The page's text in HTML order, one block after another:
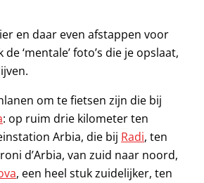
en daar even afstappen voor
‘mentale’ foto’s die je opslaat,
om te fietsen zijn die bij
: op ruim drie kilometer ten
Arbia, die bij Radi, ten
d’Arbia, van zuid naar noord,
, een heel stuk zuidelijker, ten